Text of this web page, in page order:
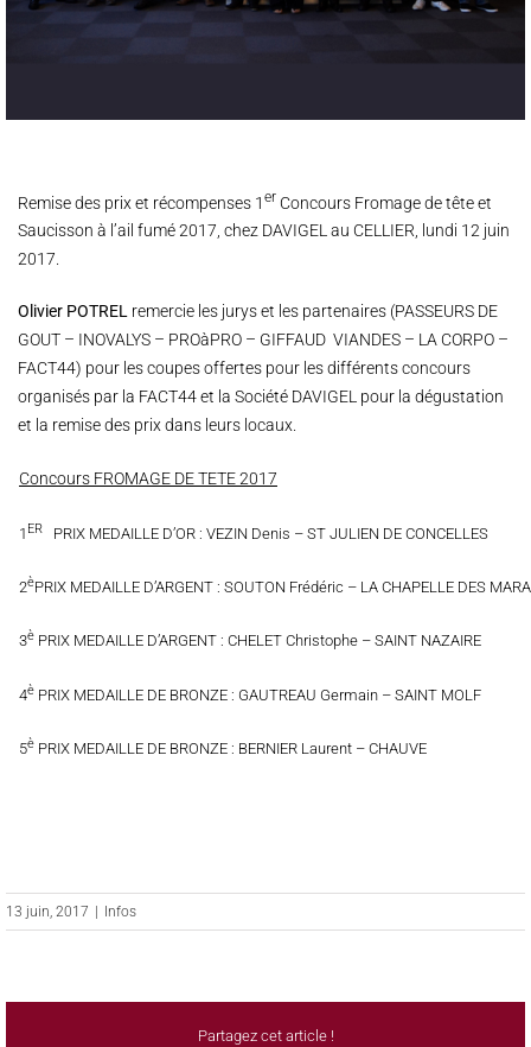
Remise des prix et récompenses 1 er Concours Fromage de tête et
Saucisson à l’ail fumé 2017, chez DAVIGEL au CELLIER, lundi 12 juin
2017.
Olivier POTREL remercie les jurys et les partenaires (PASSEURS DE
GOUT – INOVALYS – PROàPRO – GIFFAUD VIANDES – LA CORPO –
FACT44) pour les coupes offertes pour les différents concours
organisés par la FACT44 et la Société DAVIGEL pour la dégustation
et la remise des prix dans leurs locaux.
Concours FROMAGE DE TETE 2017
1 ER PRIX MEDAILLE D’OR : VEZIN Denis – ST JULIEN DE CONCELLES
2èPRIX MEDAILLE D’ARGENT : SOUTON Frédéric – LA CHAPELLE DES
3è PRIX MEDAILLE D’ARGENT : CHELET Christophe – SAINT NAZAIRE
4è PRIX MEDAILLE DE BRONZE : GAUTREAU Germain – SAINT MOLF
5è PRIX MEDAILLE DE BRONZE : BERNIER Laurent – CHAUVE
13 juin, 2017 Infos
Partagez cet article !